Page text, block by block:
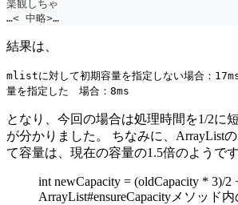
楽観しちゃ
…< 中略>…
結果は、
mlistに対して初期容量を指定しない場合：
量を指定した 場合：8ms
となり、今回の場合は処理時間を1/2に
が分かりました。 ちなみに、ArrayList
て容量は、現在の容量の1.5倍のようです
int newCapacity = (oldCapacity * 3)/2
ArrayList#ensureCapacityメソッド